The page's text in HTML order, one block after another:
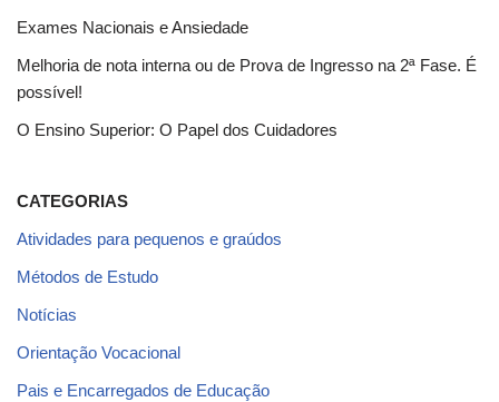
Exames Nacionais e Ansiedade
Melhoria de nota interna ou de Prova de Ingresso na 2ª Fase. É
possível!
O Ensino Superior: O Papel dos Cuidadores
CATEGORIAS
Atividades para pequenos e graúdos
Métodos de Estudo
Notícias
Orientação Vocacional
Pais e Encarregados de Educação